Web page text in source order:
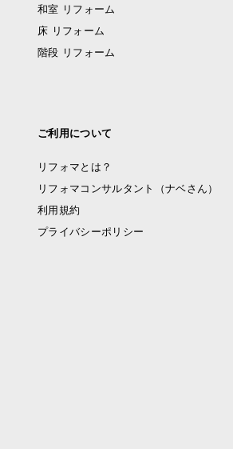
和室 リフォーム
床 リフォーム
階段 リフォーム
ご利用について
リフォマとは？
リフォマコンサルタント（ナベさん）
利用規約
プライバシーポリシー